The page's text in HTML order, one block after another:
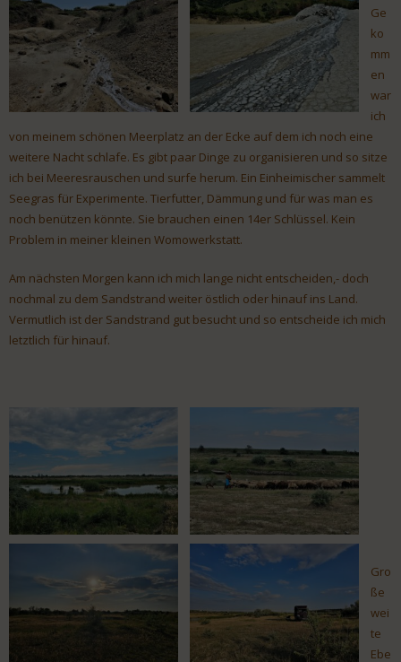
Ge
ko
mm
en
war
ich
von meinem schönen Meerplatz an der Ecke auf dem ich noch eine
weitere Nacht schlafe. Es gibt paar Dinge zu organisieren und so sitze
ich bei Meeresrauschen und surfe herum. Ein Einheimischer sammelt
Seegras für Experimente. Tierfutter, Dämmung und für was man es
noch benützen könnte. Sie brauchen einen 14er Schlüssel. Kein
Problem in meiner kleinen Womowerkstatt.
Am nächsten Morgen kann ich mich lange nicht entscheiden,- doch
nochmal zu dem Sandstrand weiter östlich oder hinauf ins Land.
Vermutlich ist der Sandstrand gut besucht und so entscheide ich mich
letztlich für hinauf.
Gro
ße
wei
te
Ebe